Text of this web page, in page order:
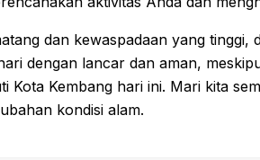
dan kewaspadaan yang tinggi,
dengan lancar dan aman,
Kota Kembang hari ini. Mari kita
kondisi alam.